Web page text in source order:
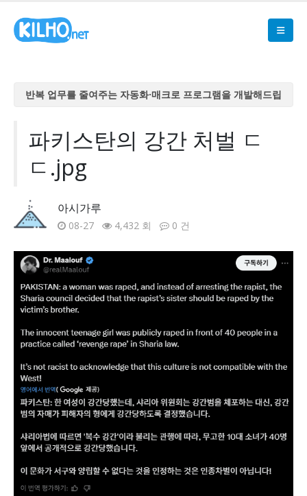
반복 업무를 줄여주는 자동화·매크로 프로그램을 개발해드립
반복 업무를 줄여주는 자동화·매크로 프로그램을 개발해드립
니다
반복 업무를 줄여주는 자동화·매크로 프로그램을 개발해드립
반복 업무를 줄여주는 자동화·매크로 프로그램을 개발해드립
니다
니다
파키스탄의 강간 처벌 ㄷ
ㄷ.jpg
아시가루
08-27 4,432 회 0 건